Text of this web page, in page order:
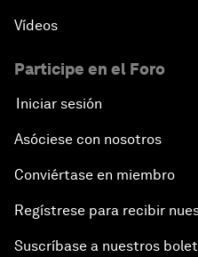
Vídeos
Participe en el Foro
Iniciar sesión
Asóciese con nosotros
Conviértase en miembro
Regístrese para recibir
Suscríbase a nuestros